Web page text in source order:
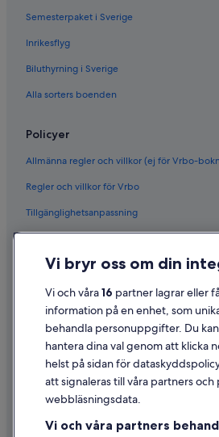
Semesterpaket i Sverige
Inrikesflyg
Biluthyrning i Sverige
Alla sorters boenden
Policyer
Allmänna regler och villkor (ej för Vrbo-
Regler och villkor för Vrbo
Tillgänglighetsanpassning
Cookies
Användarvillkor
Juridisk information/Kontakta oss
Riktlinjer för innehåll och anmäla innehåll
Hjälp
Avboka eller ändra din bokning
Vi bryr oss om din
Vi och våra16 partner lagrar eller
information på en enhet, som
behandla personuppgifter. Du
hantera dina val genom att klicka
helst på sidan för
att signaleras till våra partners och
webbläsningsdata.
Vi och våra partners